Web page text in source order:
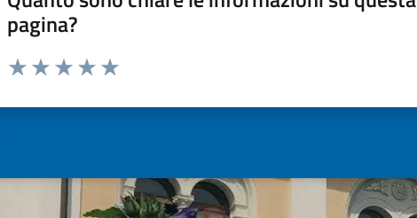
pagina?
Valuta da 1 a 5 stelle la pagina